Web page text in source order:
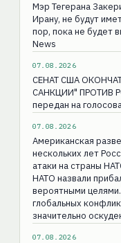
Мэр Тегерана
Ирану, не будут
пор, пока не будет
News
07.08.2026
СЕНАТ США
САНКЦИИ" ПРОТИВ
передан на
07.08.2026
Американская
нескольких лет
атаки на страны
НАТО назвали
вероятными
глобальных
значительно
07.08.2026